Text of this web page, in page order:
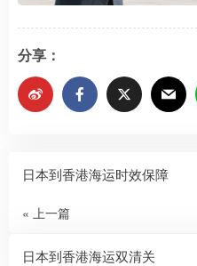
分享：
日本到香港海运时效保障
« 上一篇
日本到香港海运双清关